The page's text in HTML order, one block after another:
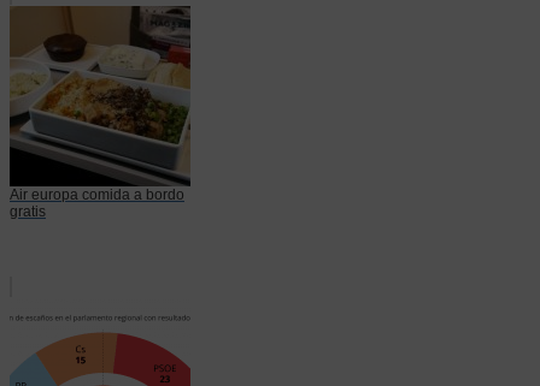
Air europa comida a bordo
gratis